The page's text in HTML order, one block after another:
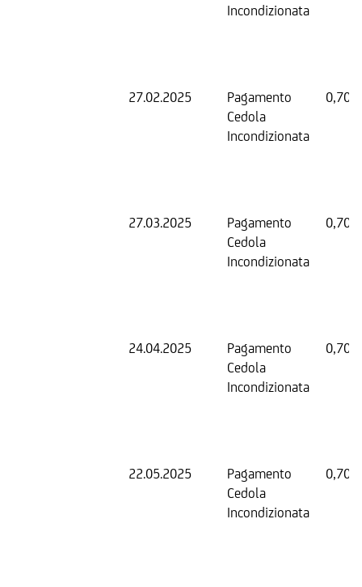
Incondizionata
27.02.2025
Pagamento
Cedola
Incondizionata
0,70
27.03.2025
Pagamento
Cedola
Incondizionata
0,70
24.04.2025
Pagamento
Cedola
Incondizionata
0,70
22.05.2025
Pagamento
Cedola
Incondizionata
0,70